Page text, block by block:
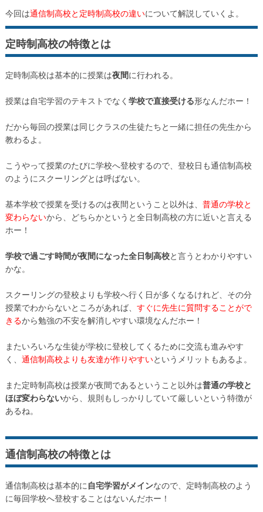
今回は通信制高校と定時制高校の違いについて解説していくよ。
定時制高校の特徴とは
定時制高校は基本的に授業は夜間に行われる。
授業は自宅学習のテキストでなく 学校で直接受ける形なんだホー！
だから毎回の授業は同じクラスの生徒たちと一緒に担任の先生から
教わるよ。
こうやって授業のたびに学校へ登校するので、登校日も通信制高校
のようにスクーリングとは呼ばない。
基本学校で授業を受けるのは夜間ということ以外は、 普通の学校と
変わらないから、どちらかというと全日制高校の方に近いと言える
ホー！
学校で過ごす時間が夜間になった全日制高校と言うとわかりやすい
かな。
スクーリングの登校よりも学校へ行く日が多くなるけれど、その分
授業でわからないところがあれば、 すぐに先生に質問することがで
きるから勉強の不安を解消しやすい環境なんだホー！
またいろいろな生徒が学校に登校してくるために交流も進みやす
く、 通信制高校よりも友達が作りやすいというメリットもあるよ。
また定時制高校は授業が夜間であるということ以外は普通の学校と
ほぼ変わらないから、規則もしっかりしていて厳しいという特徴が
あるね。
通信制高校の特徴とは
通信制高校は基本的に 自宅学習がメインなので、定時制高校のよう
に毎回学校へ登校することはないんだホー！